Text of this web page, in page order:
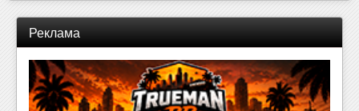
Реклама